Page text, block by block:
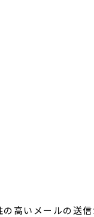
高いメールの送